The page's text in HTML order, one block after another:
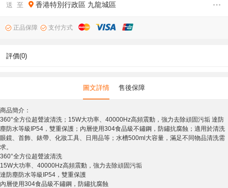
送 至 香港特別行政區 九龍城區
正品保障 支付方式
評價(0)
圖文詳情 售後保障
商品簡介：
360°全方位超聲波清洗；15W大功率、40000Hz高頻震動，強力去除頑固污垢 達防
塵防水等級IP54，雙重保護；內層使用304食品級不鏽鋼，防鏽抗腐蝕；適用於清洗
眼鏡、首飾、錶帶、化妝工具、日用品等；水槽500ml大容量，滿足不同物品清洗需
求。
360°全方位超聲波清洗
15W大功率、40000Hz高頻震動，強力去除頑固污垢
達防塵防水等級IP54，雙重保護
內層使用304食品級不鏽鋼，防鏽抗腐蝕